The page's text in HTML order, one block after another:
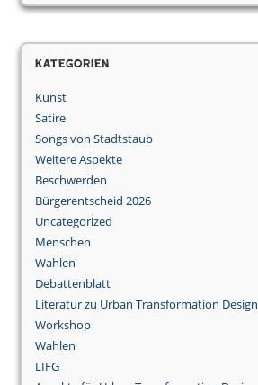
Kategorien
Kunst
Satire
Songs von Stadtstaub
Weitere Aspekte
Beschwerden
Bürgerentscheid 2026
Uncategorized
Menschen
Wahlen
Debattenblatt
Literatur zu Urban Transformation Design
Workshop
Wahlen
LIFG